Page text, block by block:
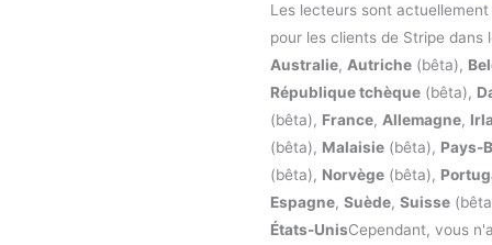
Les lecteurs sont
pour les clients de Stripe dans
Australie,Autriche (bêta),
République tchèque (bêta),
(bêta), France,Allemagne,
(bêta), Malaisie (bêta), Pays-
(bêta), Norvège (bêta),
Espagne,Suède,Suisse
États-UnisCependant, vous